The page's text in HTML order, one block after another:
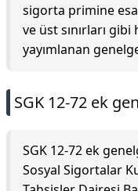
sigorta primine
ve üst sınırları gibi
yayımlanan
SGK 12-72 ek
SGK 12-72 ek
Sosyal Sigortalar